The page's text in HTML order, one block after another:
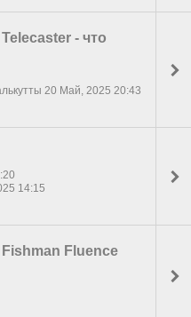
- что
20 Май, 2025 20:43
14:15
Fluence